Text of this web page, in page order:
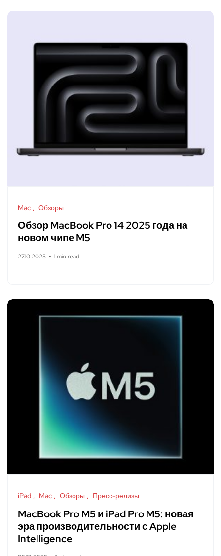
Mac Обзоры
Обзор MacBook Pro 14 2025 года на
новом чипе M5
27.10.2025 1 min read
iPad Mac Обзоры Пресс-релизы
MacBook Pro M5 и iPad Pro M5: новая
эра производительности с Apple
Intelligence